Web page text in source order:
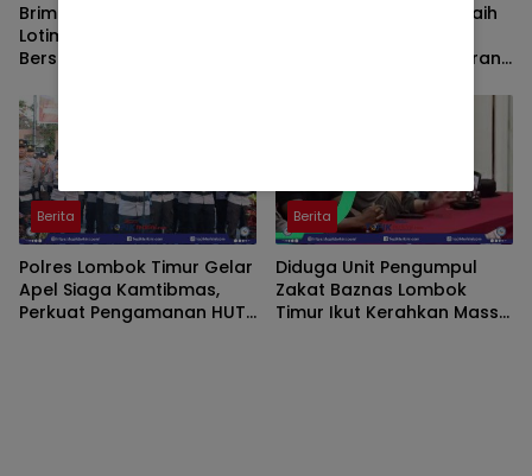
Brimob Kompi 3 Yon B
Lotim Bersama Warga
Bersihkan Masjid dan
Polres Lombok Timur Raih
Prima, Tertinggi di Jajaran
Berita
Polres Lombok Timur Gelar
Apel Siaga Kamtibmas,
Perkuat Pengamanan HUT
Berita
Diduga Unit Pengumpul
Zakat Baznas Lombok
Timur Ikut Kerahkan Massa